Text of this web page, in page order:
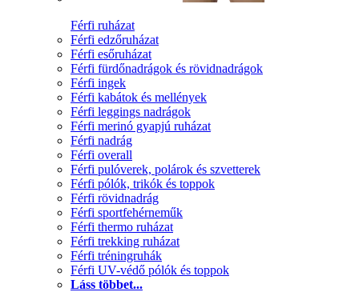
Férfi ruházat
Férfi edzőruházat
Férfi esőruházat
Férfi fürdőnadrágok és rövidnadrágok
Férfi ingek
Férfi kabátok és mellények
Férfi leggings nadrágok
Férfi merinó gyapjú ruházat
Férfi nadrág
Férfi overall
Férfi pulóverek, polárok és szvetterek
Férfi pólók, trikók és toppok
Férfi rövidnadrág
Férfi sportfehérneműk
Férfi thermo ruházat
Férfi trekking ruházat
Férfi tréningruhák
Férfi UV-védő pólók és toppok
Láss többet...